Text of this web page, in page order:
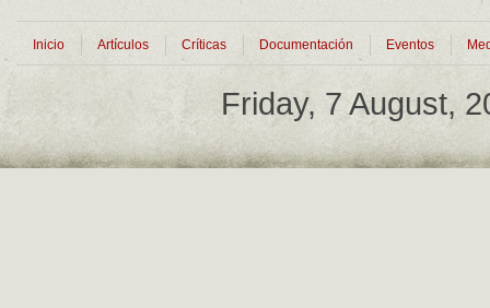
Inicio Artículos Críticas Documentación Eventos
Friday, 7 August,